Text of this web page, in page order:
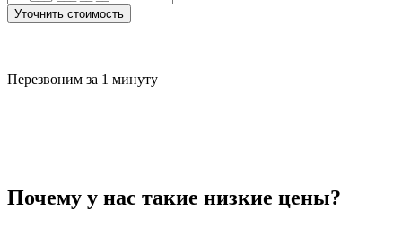
Уточнить стоимость
Перезвоним за 1 минуту
Почему у нас такие низкие цены?